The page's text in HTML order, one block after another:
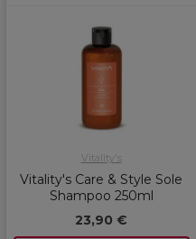
Vitality's
Vitality's Care & Style Sole
Shampoo 250ml
23,90 €